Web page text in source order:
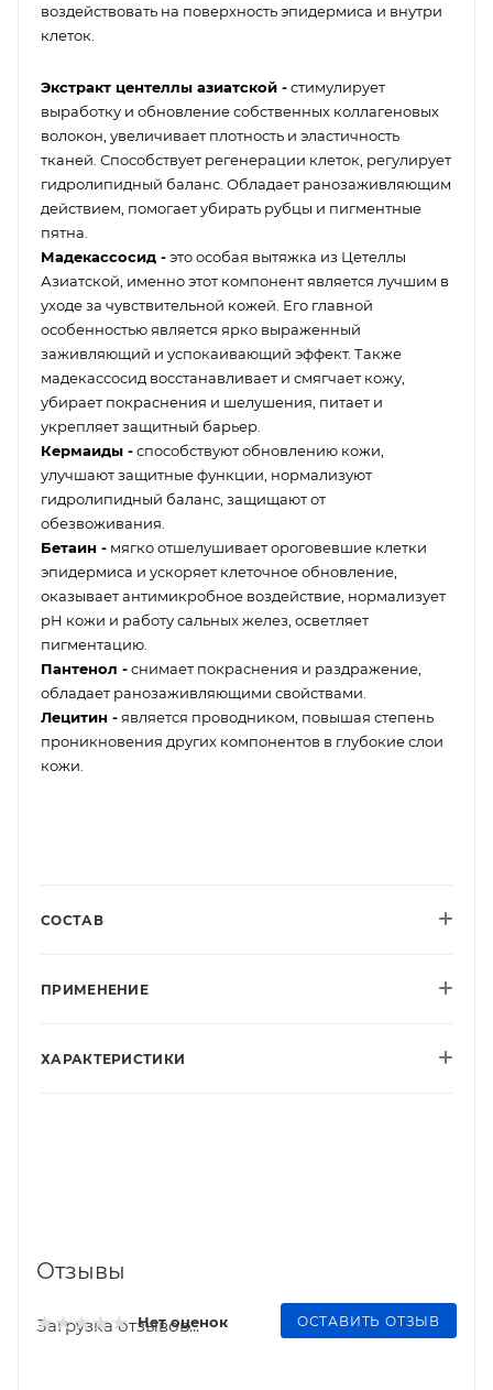
воздействовать на поверхность эпидермиса и внутри
клеток.
Экстракт центеллы азиатской -стимулирует
выработку и обновление собственных коллагеновых
волокон, увеличивает плотность и эластичность
тканей. Способствует регенерации клеток, регулирует
гидролипидный баланс. Обладает ранозаживляющим
действием, помогает убирать рубцы и пигментные
пятна.
Мадекассосид -это особая вытяжка из Цетеллы
Азиатской, именно этот компонент является лучшим в
уходе за чувствительной кожей. Его главной
особенностью является ярко выраженный
заживляющий и успокаивающий эффект. Также
мадекассосид восстанавливает и смягчает кожу,
убирает покраснения и шелушения, питает и
укрепляет защитный барьер.
Кермаиды -способствуют обновлению кожи,
улучшают защитные функции, нормализуют
гидролипидный баланс, защищают от
обезвоживания.
Бетаин - мягко отшелушивает ороговевшие клетки
эпидермиса и ускоряет клеточное обновление,
оказывает антимикробное воздействие, нормализует
pH кожи и работу сальных желез, осветляет
пигментацию.
Пантенол -снимает покраснения и раздражение,
обладает ранозаживляющими свойствами.
Лецитин -является проводником, повышая степень
проникновения других компонентов в глубокие слои
кожи.
СОСТАВ
ПРИМЕНЕНИЕ
ХАРАКТЕРИСТИКИ
Отзывы
Нет оценок ОСТАВИТЬ ОТЗЫВ
Загрузка отзывов...